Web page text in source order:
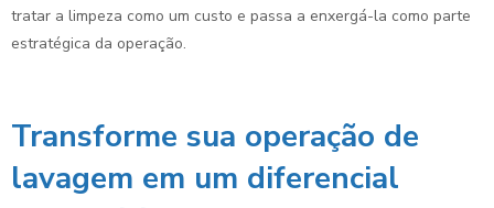
tratar a limpeza como um custo e passa a enxergá-la como parte
estratégica da operação.
Transforme sua operação de
lavagem em um diferencial